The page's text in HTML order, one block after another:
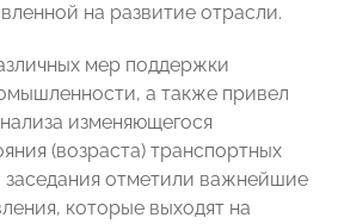
на развитие отрасли.
мер поддержки
а также привел
изменяющегося
(возраста) транспортных
заседания отметили важнейшие
которые выходят на